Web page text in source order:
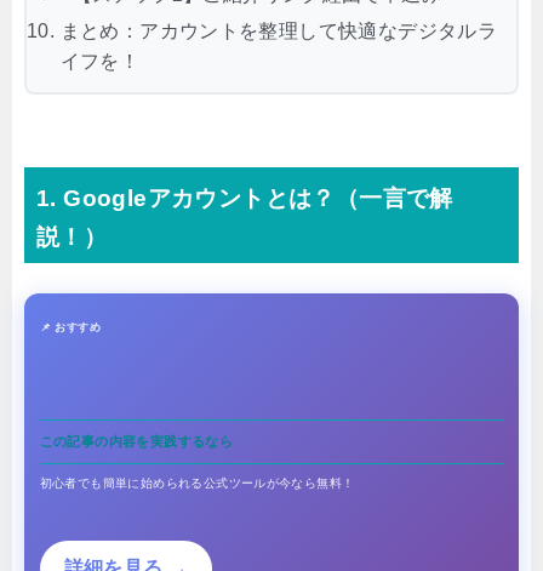
まとめ：アカウントを整理して快適なデジタルラ
イフを！
1. Googleアカウントとは？（一言で解
説！）
📌 おすすめ
この記事の内容を実践するなら
初心者でも簡単に始められる公式ツールが今なら無料！